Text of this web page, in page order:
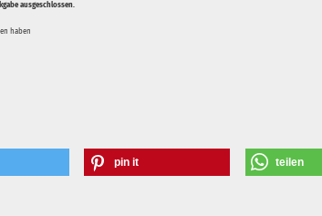
ausgeschlossen.
haben
pin it teilen